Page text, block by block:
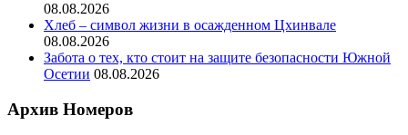
08.08.2026
Хлеб – символ жизни в осажденном Цхинвале
08.08.2026
Забота о тех, кто стоит на защите безопасности Южной
Осетии 08.08.2026
Архив Номеров